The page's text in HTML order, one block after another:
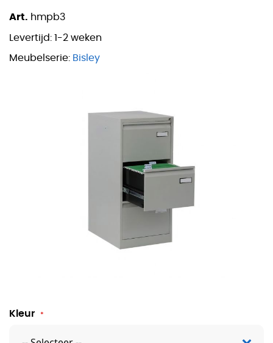
Art. hmpb3
Levertijd: 1-2 weken
Meubelserie: Bisley
Kleur